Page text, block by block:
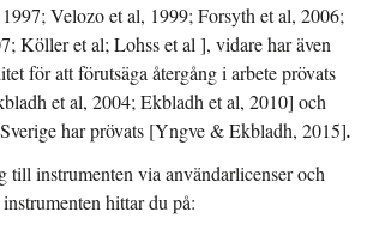
Velozo et al, 1999; Forsyth et al, 2006;
Köller et al; Lohss et al ], vidare har även
för att förutsäga återgång i arbete prövats
et al, 2004; Ekbladh et al, 2010] och
har prövats [Yngve & Ekbladh, 2015].
till instrumenten via användarlicenser och
hittar du på: